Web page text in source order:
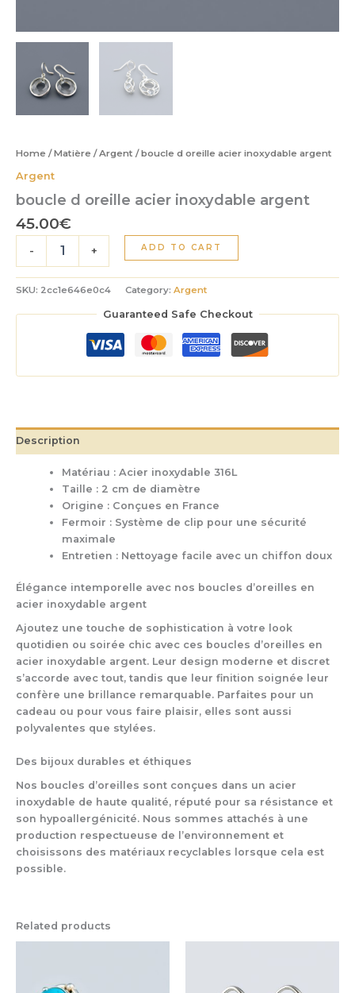
Home /Matière /Argent / boucle d oreille acier inoxydable argent
Argent
boucle d oreille acier inoxydable argent
45.00€
-
oreille
acier
+ ADD TO CART
SKU: 2cc1e646e0c4 Category: Argent
Guaranteed Safe Checkout
Description
Matériau : Acier inoxydable 316L
Taille : 2 cm de diamètre
Origine : Conçues en France
Fermoir : Système de clip pour une sécurité
maximale
Entretien : Nettoyage facile avec un chiffon doux
Élégance intemporelle avec nos boucles d’oreilles en
acier inoxydable argent
Ajoutez une touche de sophistication à votre look
quotidien ou soirée chic avec ces boucles d’oreilles en
acier inoxydable argent. Leur design moderne et discret
s’accorde avec tout, tandis que leur finition soignée leur
confère une brillance remarquable. Parfaites pour un
cadeau ou pour vous faire plaisir, elles sont aussi
polyvalentes que stylées.
Des bijoux durables et éthiques
Nos boucles d’oreilles sont conçues dans un acier
inoxydable de haute qualité, réputé pour sa résistance et
son hypoallergénicité. Nous sommes attachés à une
production respectueuse de l’environnement et
choisissons des matériaux recyclables lorsque cela est
possible.
Related products